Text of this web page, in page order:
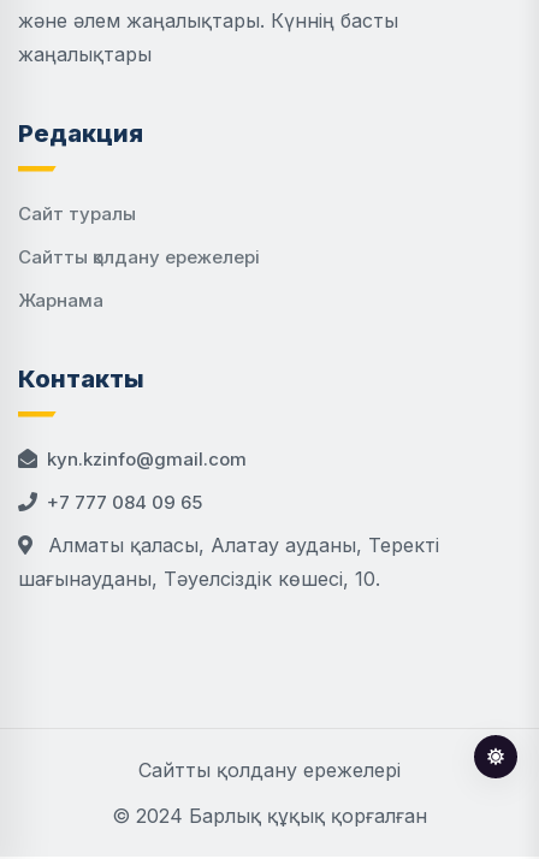
және әлем жаңалықтары. Күннің басты
жаңалықтары
Редакция
Сайт туралы
Сайтты қолдану ережелері
Жарнама
Контакты
kyn.kzinfo@gmail.com
+7 777 084 09 65
Алматы қаласы, Алатау ауданы, Теректі
шағынауданы, Тәуелсіздік көшесі, 10.
Сайтты қолдану ережелері
© 2024 Барлық құқық қорғалған